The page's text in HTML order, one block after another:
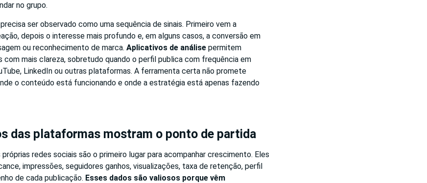
no grupo.
ser observado como uma sequência de sinais. Primeiro vem a
depois o interesse mais profundo e, em alguns casos, a conversão em
ou reconhecimento de marca. Aplicativos de análise permitem
com mais clareza, sobretudo quando o perfil publica com frequência em
LinkedIn ou outras plataformas. A ferramenta certa não promete
o conteúdo está funcionando e onde a estratégia está apenas fazendo
das plataformas mostram o ponto de partida
redes sociais são o primeiro lugar para acompanhar crescimento. Eles
impressões, seguidores ganhos, visualizações, taxa de retenção, perfil
de cada publicação. Esses dados são valiosos porque vêm